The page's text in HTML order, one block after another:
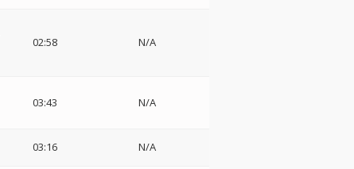
02:58 N/A
03:43 N/A
03:16 N/A